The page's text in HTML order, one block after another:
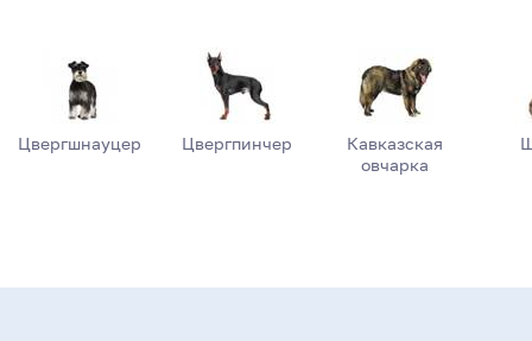
Цвергшнауцер Цвергпинчер
Кавказская
овчарка